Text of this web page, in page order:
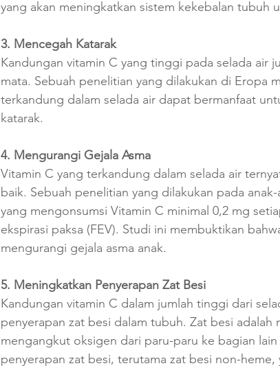
yang akan meningkatkan sistem kekebalan tubuh
3. Mencegah Katarak
Kandungan vitamin C yang tinggi pada selada air
mata. Sebuah penelitian yang dilakukan di Eropa
terkandung dalam selada air dapat bermanfaat
katarak.
4. Mengurangi Gejala Asma
Vitamin C yang terkandung dalam selada air
baik. Sebuah penelitian yang dilakukan pada
yang mengonsumsi Vitamin C minimal 0,2 mg
ekspirasi paksa (FEV). Studi ini membuktikan
mengurangi gejala asma anak.
5. Meningkatkan Penyerapan Zat Besi
Kandungan vitamin C dalam jumlah tinggi dari
penyerapan zat besi dalam tubuh. Zat besi
mengangkut oksigen dari paru-paru ke bagian
penyerapan zat besi, terutama zat besi non-